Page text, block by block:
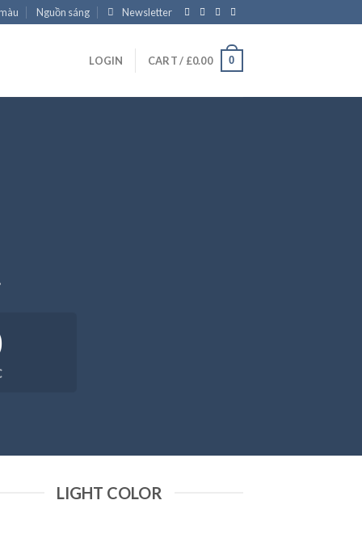
Nguồn sáng Newsletter
LOGIN CART / £0.00 0
LIGHT COLOR